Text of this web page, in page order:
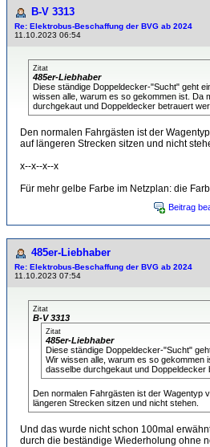
B-V 3313
Re: Elektrobus-Beschaffung der BVG ab 2024
11.10.2023 06:54
Zitat
485er-Liebhaber
Diese ständige Doppeldecker-"Sucht" geht
wissen alle, warum es so gekommen ist. Da
durchgekaut und Doppeldecker betrauert
Den normalen Fahrgästen ist der
auf längeren Strecken sitzen und nicht
x--x--x--x
Für mehr gelbe Farbe im Netzplan: die
Beitrag
485er-Liebhaber
Re: Elektrobus-Beschaffung der BVG ab 2024
11.10.2023 07:54
Zitat
B-V 3313
Zitat
485er-Liebhaber
Diese ständige Doppeldecker-"Sucht"
Wir wissen alle, warum es so gekommen
dasselbe durchgekaut und Doppeldecker
Den normalen Fahrgästen ist der Wagentyp
längeren Strecken sitzen und nicht stehen.
Und das wurde nicht schon 100mal
durch die beständige Wiederholung ohne